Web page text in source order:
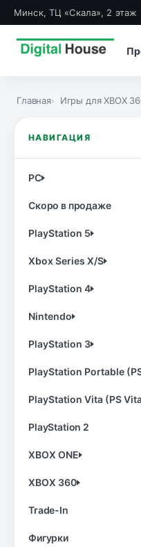
Минск, ТЦ «Скала», 2 этаж
Главная Игры для XBOX
НАВИГАЦИЯ
PC
Скоро в продаже
PlayStation 5
Xbox Series X/S
PlayStation 4
Nintendo
PlayStation 3
PlayStation Portable
PlayStation Vita (PS
PlayStation 2
XBOX ONE
XBOX 360
Trade-In
Фигурки